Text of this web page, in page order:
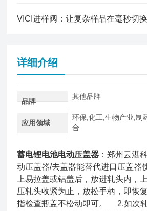
VICI进样阀：让复杂样品在毫秒切
详细介绍
品牌
其他品牌
应用领域
环保,化工,生物产业,制
合
蓄电锂电池电动压盖器 ：郑州云湛
动压盖器/去盖器能替代进口压盖
上易拉盖或铝盖后，放进轧头内，
压轧头收紧为止，放松手柄，即恢
指检查瓶盖不松动即可。 2.如次